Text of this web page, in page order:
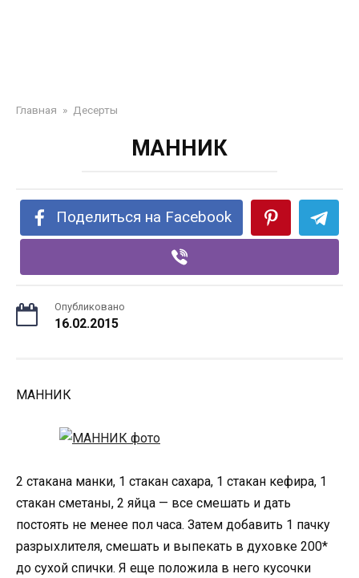
Главная » Десерты
МАННИК
Поделиться на Facebook
Опубликовано
16.02.2015
МАННИК
2 стакана манки, 1 стакан сахара, 1 стакан кефира, 1
стакан сметаны, 2 яйца — все смешать и дать
постоять не менее пол часа. Затем добавить 1 пачку
разрыхлителя, смешать и выпекать в духовке 200*
до сухой спички. Я еще положила в него кусочки